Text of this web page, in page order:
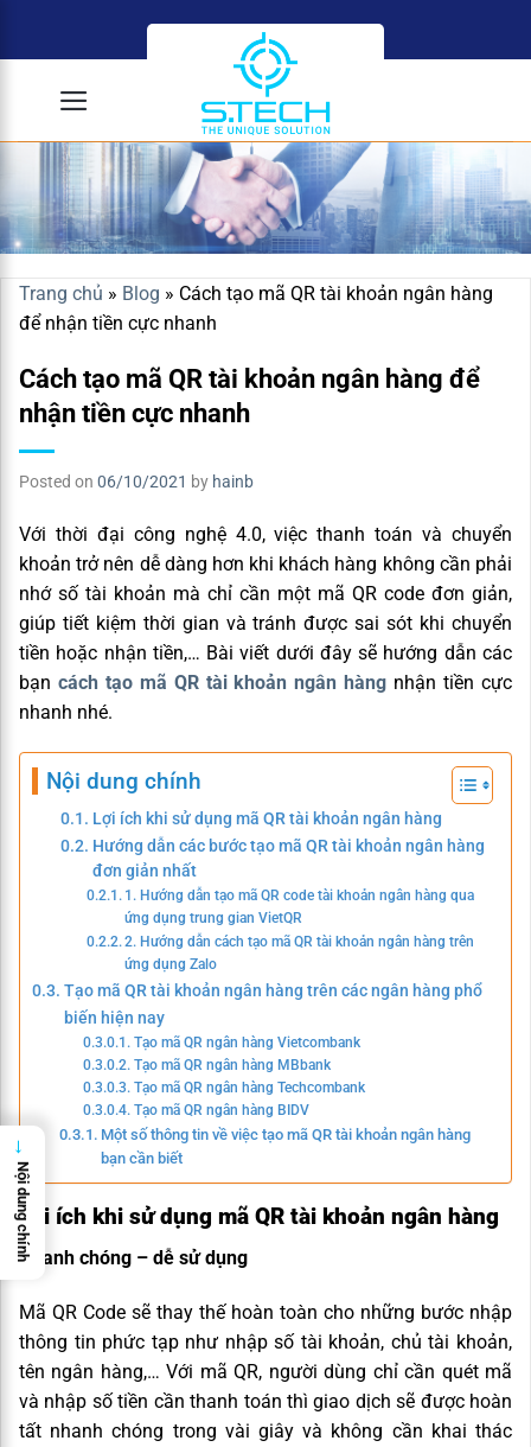
Trang chủ » Blog » Cách tạo mã QR tài khoản ngân hàng
để nhận tiền cực nhanh
Cách tạo mã QR tài khoản ngân hàng để
nhận tiền cực nhanh
Posted on 06/10/2021 by hainb
Với thời đại công nghệ 4.0, việc thanh toán và chuyển
khoản trở nên dễ dàng hơn khi khách hàng không cần phải
nhớ số tài khoản mà chỉ cần một mã QR code đơn giản,
giúp tiết kiệm thời gian và tránh được sai sót khi chuyển
tiền hoặc nhận tiền,… Bài viết dưới đây sẽ hướng dẫn các
bạn cách tạo mã QR tài khoản ngân hàng nhận tiền cực
nhanh nhé.
Nội dung chính
Lợi ích khi sử dụng mã QR tài khoản ngân hàng
Hướng dẫn các bước tạo mã QR tài khoản ngân hàng
đơn giản nhất
1. Hướng dẫn tạo mã QR code tài khoản ngân hàng qua
ứng dụng trung gian VietQR
2. Hướng dẫn cách tạo mã QR tài khoản ngân hàng trên
ứng dụng Zalo
Tạo mã QR tài khoản ngân hàng trên các ngân hàng phổ
biến hiện nay
Tạo mã QR ngân hàng Vietcombank
Tạo mã QR ngân hàng MBbank
Tạo mã QR ngân hàng Techcombank
Tạo mã QR ngân hàng BIDV
Một số thông tin về việc tạo mã QR tài khoản ngân hàng
bạn cần biết
Lợi ích khi sử dụng mã QR tài khoản ngân hàng
Nhanh chóng – dễ sử dụng
Mã QR Code sẽ thay thế hoàn toàn cho những bước nhập
thông tin phức tạp như nhập số tài khoản, chủ tài khoản,
tên ngân hàng,… Với mã QR, người dùng chỉ cần quét mã
và nhập số tiền cần thanh toán thì giao dịch sẽ được hoàn
tất nhanh chóng trong vài giây và không cần khai thác
→
Nội dung chính